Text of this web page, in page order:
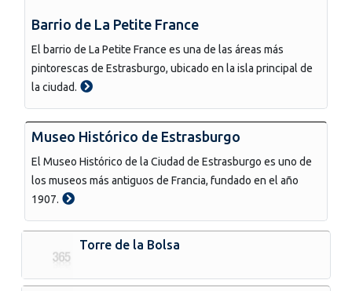
Barrio de La Petite France
El barrio de La Petite France es una de las áreas más
pintorescas de Estrasburgo, ubicado en la isla principal de
la ciudad.
Museo Histórico de Estrasburgo
El Museo Histórico de la Ciudad de Estrasburgo es uno de
los museos más antiguos de Francia, fundado en el año
1907.
Torre de la Bolsa